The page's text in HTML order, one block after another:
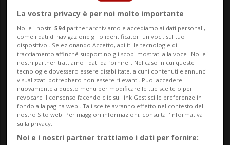
Scuola cantonale di commercio di
Bellinzona sventata dalla polizia cantonale
la scorsa settimana. I deputati socialisti al
Gran Consiglio chiedono infatti al Governo
ticinese d...
🔐 Sblocca il nostro archivio
La vostra privacy è per noi molto importante
Noi e i nostri594 partner archiviamo e accediamo ai dati personali,
come i dati di navigazione gli o identificatori univoci, sul tuo
dispositivo . Selezionando Accetto, abiliti le tecnologie di
tracciamento affinché supportino gli scopi mostrati alla voce "Noi e i
nostri partner trattiamo i dati da fornire". Nel caso in cui queste
tecnologie dovessero essere disabilitate, alcuni contenuti e annunci
visualizzati potrebbero non essere rilevanti. Puoi accedere
nuovamente a questo menu per modificare le tue scelte o per
revocare il consenso facendo clic sul link Gestisci le preferenze in
fondo alla pagina web.. Tali scelte avranno effetto nel contesto del
nostro Sito web. Per maggiori informazioni, consulta l'Informativa
sulla privacy.
Noi e i nostri partner trattiamo i dati per fornire: